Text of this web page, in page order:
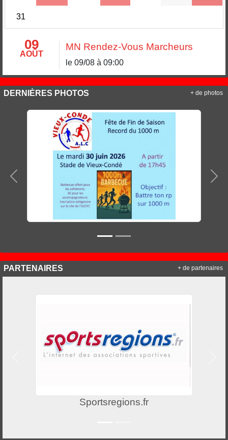
31
09
AOÛT
MN Rendez-Vous Marcheurs
le 09/08 à 09:00
DERNIÈRES PHOTOS
Précedent
+ de photos
PARTENAIRES
Sportsregions.fr
+ de partenaires